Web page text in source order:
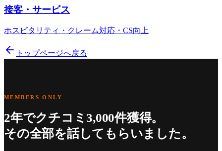
接客・サービス
ホスピタリティ・クレーム対応・CS向上
トップページへ戻る
MEMBERS ONLY
2年でクチコミ3,000件獲得。
その全部を話してもらいました。